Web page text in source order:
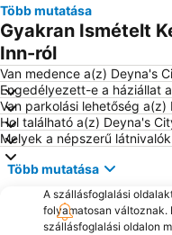
Több mutatása
Gyakran Ismételt
Inn-ról
Van medence a(z) Deyna's
Engedélyezett-e a háziállat
Van parkolási lehetőség
Hol található a(z) Deyna's
Melyek a népszerű
Több mutatása
A szállásfoglalási
folyamatosan változnak.
szállásfoglalási oldalon